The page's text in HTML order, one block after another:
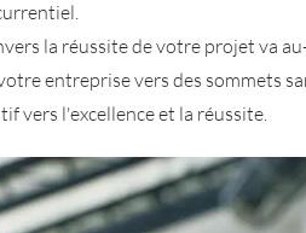
la réussite de votre projet va
entreprise vers des sommets
vers l'excellence et la réussite.